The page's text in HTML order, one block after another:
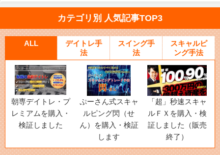
カテゴリ別 人気記事TOP3
ALL
デイトレ手
法
スイング手
法
スキャルピ
ング手法
朝専デイトレ・プ
レミアムを購入・
検証しました
ぷーさん式スキャ
ルピング閃（せ
ん）を購入・検証
します
「超」秒速スキャ
ルＦＸを購入・検
証しました（販売
終了）